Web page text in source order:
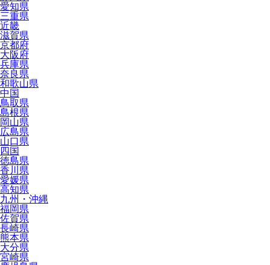
愛知県
三重県
近畿
滋賀県
京都府
大阪府
兵庫県
奈良県
和歌山県
中国
鳥取県
島根県
岡山県
広島県
山口県
四国
徳島県
香川県
愛媛県
高知県
九州・沖縄
福岡県
佐賀県
長崎県
熊本県
大分県
宮崎県